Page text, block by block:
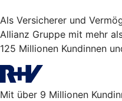
Als Versicherer und
Allianz Gruppe mit mehr
125 Millionen Kundinnen
Mit über 9 Millionen